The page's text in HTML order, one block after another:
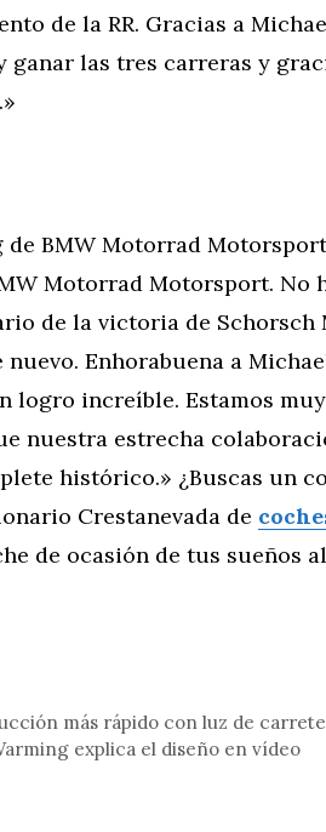
de la RR. Gracias a
ganar las tres carreras y
BMW Motorrad
Motorrad Motorsport. No
de la victoria de Schorsch
Enhorabuena a
logro increíble. Estamos
nuestra estrecha
histórico.» ¿Buscas un
Crestanevada de
de ocasión de tus sueños
más rápido con luz de
explica el diseño en vídeo